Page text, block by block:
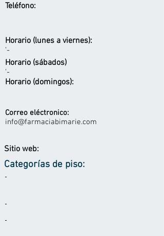
Teléfono:
Horario (lunes a viernes):
'-
Horario (sábados)
'-
Horario (domingos):
Correo eléctronico:
info@farmaciabimarie.com
Sitio web:
Categorías de piso:
-
-
-